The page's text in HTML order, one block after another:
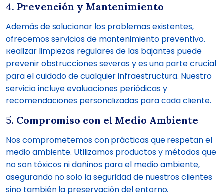
4. Prevención y Mantenimiento
Además de solucionar los problemas existentes,
ofrecemos servicios de mantenimiento preventivo.
Realizar limpiezas regulares de las bajantes puede
prevenir obstrucciones severas y es una parte crucial
para el cuidado de cualquier infraestructura. Nuestro
servicio incluye evaluaciones periódicas y
recomendaciones personalizadas para cada cliente.
5. Compromiso con el Medio Ambiente
Nos comprometemos con prácticas que respetan el
medio ambiente. Utilizamos productos y métodos que
no son tóxicos ni dañinos para el medio ambiente,
asegurando no solo la seguridad de nuestros clientes
sino también la preservación del entorno.